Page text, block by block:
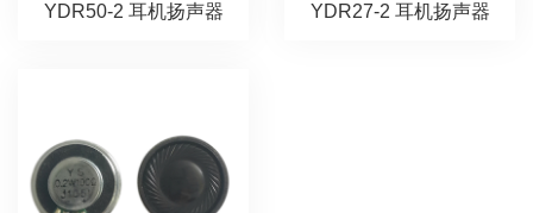
YDR50-2 耳机扬声器 YDR27-2 耳机扬声器